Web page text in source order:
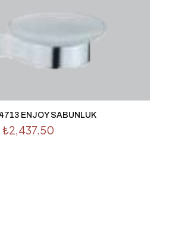
ENJOY SABUNLUK
₺2,437.50